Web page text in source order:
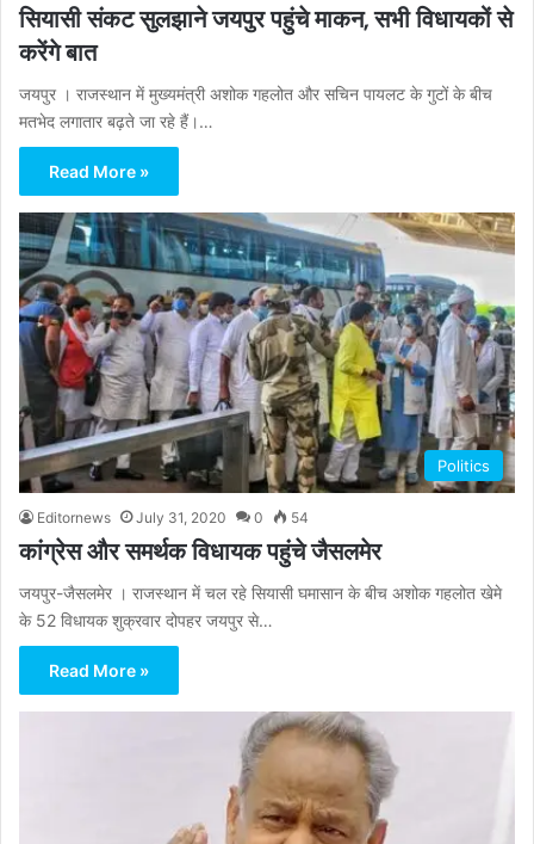
सियासी संकट सुलझाने जयपुर पहुंचे माकन, सभी विधायकों से
करेंगे बात
जयपुर । राजस्थान में मुख्यमंत्री अशोक गहलोत और सचिन पायलट के गुटों के बीच
मतभेद लगातार बढ़ते जा रहे हैं।…
Read More »
Politics
Editornews July 31, 2020 0 54
कांग्रेस और समर्थक विधायक पहुंचे जैसलमेर
जयपुर-जैसलमेर । राजस्थान में चल रहे सियासी घमासान के बीच अशोक गहलोत खेमे
के 52 विधायक शुक्रवार दोपहर जयपुर से…
Read More »